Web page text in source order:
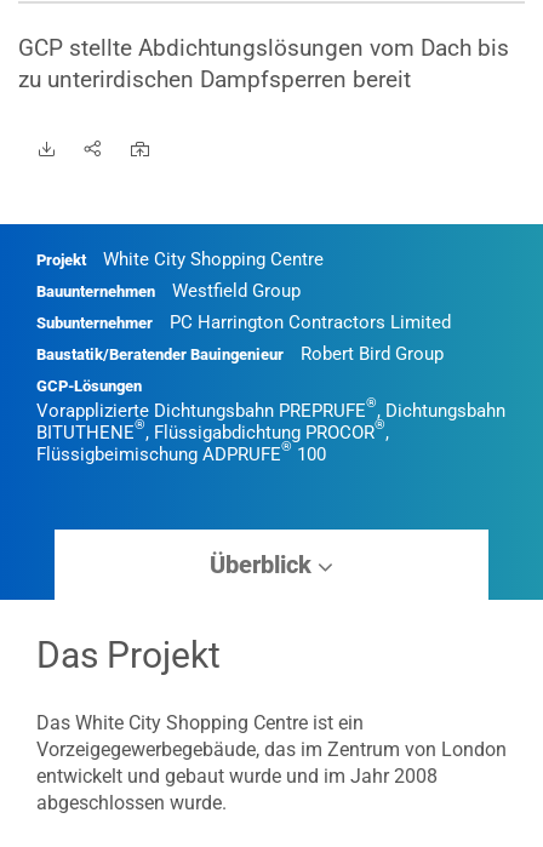
GCP stellte Abdichtungslösungen vom Dach bis
zu unterirdischen Dampfsperren bereit
Projekt White City Shopping Centre
Bauunternehmen Westfield Group
Subunternehmer PC Harrington Contractors Limited
Baustatik/Beratender Bauingenieur Robert Bird Group
GCP-Lösungen
Vorapplizierte Dichtungsbahn PREPRUFE®, Dichtungsbahn
BITUTHENE®, Flüssigabdichtung PROCOR®,
Flüssigbeimischung ADPRUFE® 100
Überblick
Das Projekt
Das White City Shopping Centre ist ein
Vorzeigegewerbegebäude, das im Zentrum von London
entwickelt und gebaut wurde und im Jahr 2008
abgeschlossen wurde.